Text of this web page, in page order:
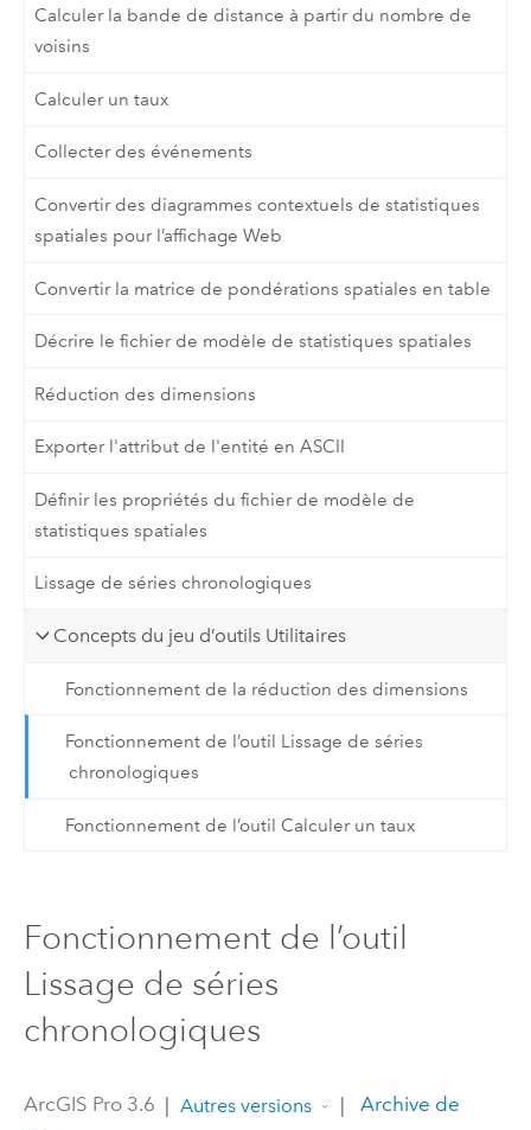
Calculer la bande de distance à partir du nombre de
voisins
Calculer un taux
Collecter des événements
Convertir des diagrammes contextuels de statistiques
spatiales pour l’affichage Web
Convertir la matrice de pondérations spatiales en table
Décrire le fichier de modèle de statistiques spatiales
Réduction des dimensions
Exporter l'attribut de l'entité en ASCII
Définir les propriétés du fichier de modèle de
statistiques spatiales
Lissage de séries chronologiques
Concepts du jeu d’outils Utilitaires
Fonctionnement de la réduction des dimensions
Fonctionnement de l’outil Lissage de séries
chronologiques
Fonctionnement de l’outil Calculer un taux
Fonctionnement de l’outil
Lissage de séries
chronologiques
ArcGIS Pro 3.6 | Autres versions |
Archive de